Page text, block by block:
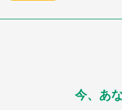
今、あ